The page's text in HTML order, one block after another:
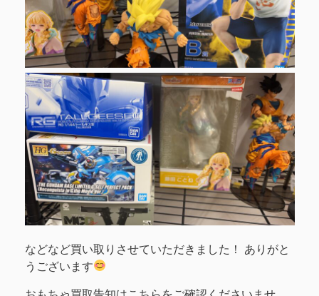
などなど買い取りさせていただきました！ ありがと
うございます